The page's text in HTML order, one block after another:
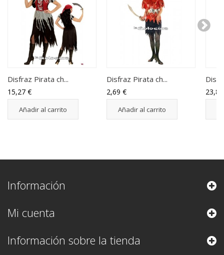
Disfraz Pirata ch...
15,27 €
Añadir al carrito
Disfraz Pirata ch...
2,69 €
Añadir al carrito
Información
Mi cuenta
Información sobre la tienda